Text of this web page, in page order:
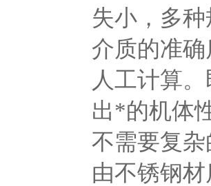
失小，多
介质的准
人工计算
出*的机体
不需要复
由不锈钢